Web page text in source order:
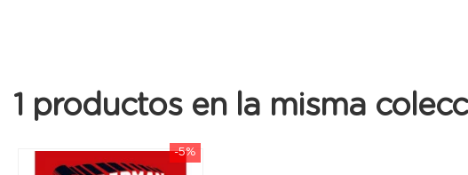
1 productos en la misma
-5%